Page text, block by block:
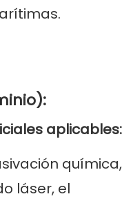
aplicables:
química,
láser, el